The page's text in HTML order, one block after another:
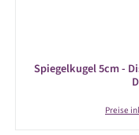
Spiegelkugel 5cm -
Preise